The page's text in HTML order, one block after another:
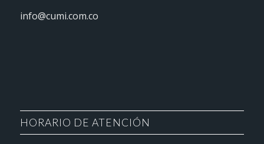
info@cumi.com.co
HORARIO DE ATENCIÓN